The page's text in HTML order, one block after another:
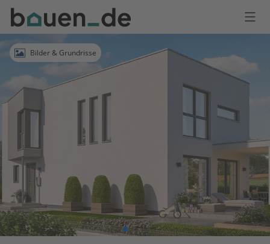
Bauen
Logo
AnmeldenBilder & Grundrisse